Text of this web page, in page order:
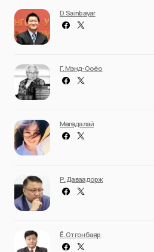
D. Sainbayar
Г. Мэнд-Ооёо
Мөнгөндалай
Р. Даваадорж
Ё. Отгонбаяр